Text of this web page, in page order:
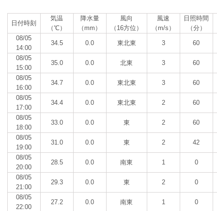
日付時刻
気温
（℃）
降水量
（mm）
風向
（16方位）
風速
（m/s）
日照時間
（分）
08/05
14:00
34.5 0.0 東北東 3 60
08/05
15:00
35.0 0.0 北東 3 60
08/05
16:00
34.7 0.0 東北東 3 60
08/05
17:00
34.4 0.0 東北東 2 60
08/05
18:00
33.0 0.0 東 2 60
08/05
19:00
31.0 0.0 東 2 42
08/05
20:00
28.5 0.0 南東 1 0
08/05
21:00
29.3 0.0 東 2 0
08/05
22:00
27.2 0.0 南東 1 0